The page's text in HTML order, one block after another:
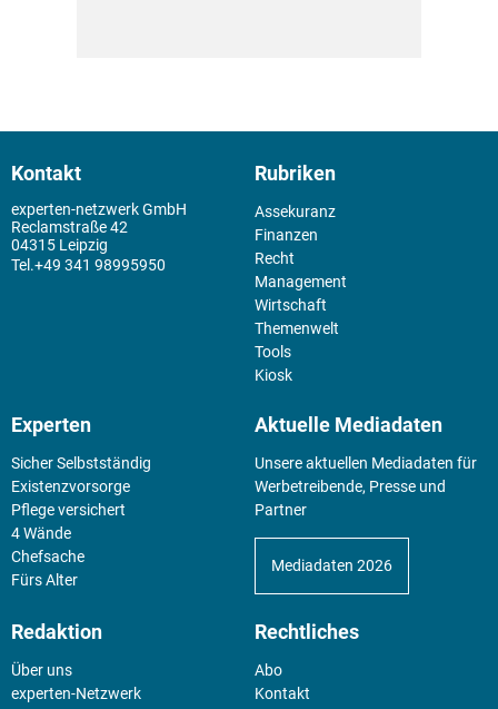
Kontakt
experten-netzwerk GmbH
Reclamstraße 42
04315 Leipzig
+49 341 98995950
Rubriken
Assekuranz
Finanzen
Recht
Management
Wirtschaft
Themenwelt
Tools
Kiosk
Experten
Sicher Selbstständig
Existenz­vorsorge
Pflege versichert
4 Wände
Chefsache
Fürs Alter
Aktuelle Mediadaten
Unsere aktuellen Mediadaten für
Werbetreibende, Presse und
Partner
Mediadaten 2026
Redaktion
Über uns
experten-Netzwerk
Rechtliches
Abo
Kontakt